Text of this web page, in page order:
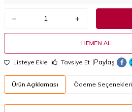
HEMEN AL
Listeye Ekle Tavsiye Et Paylaş
Ürün Açıklaması Ödeme Seçenekleri